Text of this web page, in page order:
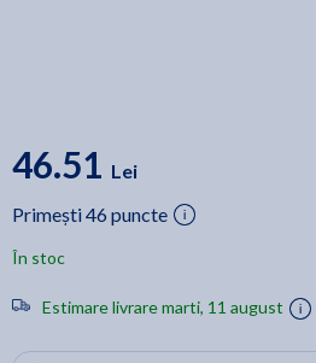
46.51 Lei
Primești 46 puncte
În stoc
Estimare livrare marti, 11 august